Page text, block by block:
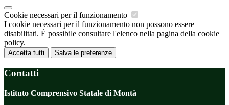
Cookie necessari per il funzionamento
I cookie necessari per il funzionamento non possono essere
disabilitati. È possibile consultare l'elenco nella pagina della cookie
policy.
Accetta tutti Salva le preferenze
Contatti
Istituto Comprensivo Statale di Montà